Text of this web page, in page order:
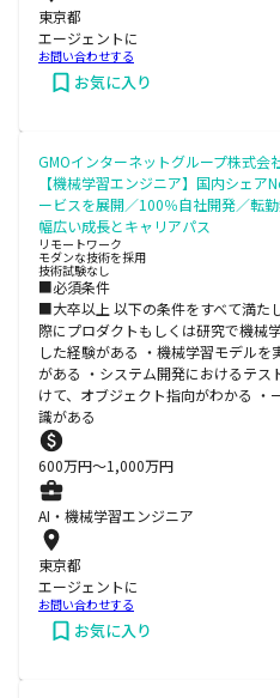
東京都
エージェントに
お問い合わせする
お気に入り
GMOインターネットグループ株式会
【機械学習エンジニア】国内シェ
ービスを展開／100％自社開発／転
幅広い成長とキャリアパス
リモートワーク
モダンな技術を採用
技術試験なし
■必須条件
■大卒以上 以下の条件をすべて満
際にプロダクトもしくは研究で機械
した経験がある ・機械学習モデル
がある ・システム開発におけるテ
けて、オブジェクト指向がわかる ・
識がある
600万円〜1,000万円
AI・機械学習エンジニア
東京都
エージェントに
お問い合わせする
お気に入り